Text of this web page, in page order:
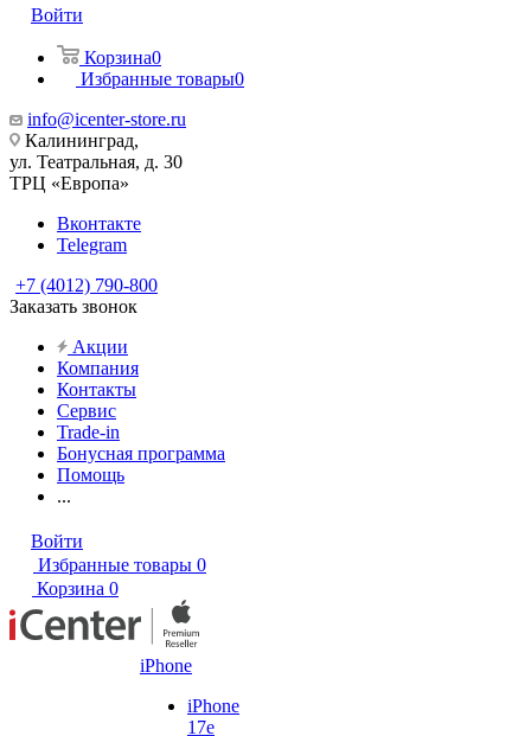
Войти
Корзина0
Избранные товары0
info@icenter-store.ru
Калининград,
ул. Театральная, д. 30
ТРЦ «Европа»
Вконтакте
Telegram
+7 (4012) 790-800
Заказать звонок
Акции
Компания
Контакты
Сервис
Trade-in
Бонусная программа
Помощь
...
Войти
Избранные товары 0
Корзина 0
iPhone
iPhone
17e